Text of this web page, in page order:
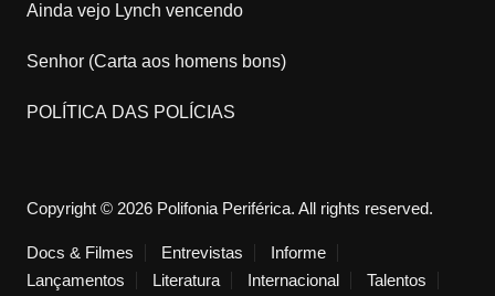
Ainda vejo Lynch vencendo
Senhor (Carta aos homens bons)
POLÍTICA DAS POLÍCIAS
Copyright © 2026 Polifonia Periférica. All rights reserved.
Docs & Filmes Entrevistas
Informe
Lançamentos
Literatura Internacional Talentos